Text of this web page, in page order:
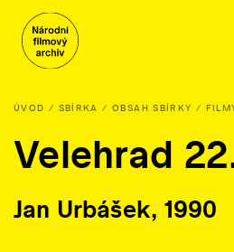
ÚVOD SBÍRKA OBSAH SBÍRKY
Velehrad
Jan Urbášek, 1990